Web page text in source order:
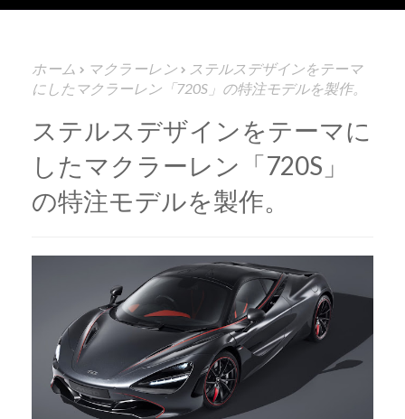
ホーム マクラーレン
ステルスデザインをテーマ
にしたマクラーレン「720S」の特注モデルを製作。
ステルスデザインをテーマに
したマクラーレン「720S」
の特注モデルを製作。